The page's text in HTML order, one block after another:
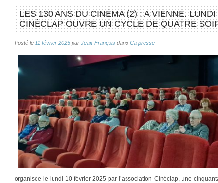
LES 130 ANS DU CINÉMA (2) : A VIENNE,
CINÉCLAP OUVRE UN CYCLE DE QUATRE
Posté le 11 février 2025 par Jean-François dans Ca presse
organisée le lundi 10 février 2025 par l’association Cinéclap, une